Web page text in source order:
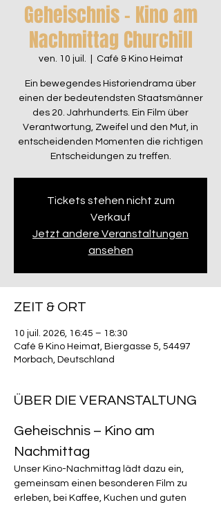
Geheischnis – Kino am
Nachmittag Churchill
ven. 10 juil. Café & Kino Heimat
Ein bewegendes Historiendrama über
einen der bedeutendsten Staatsmänner
des 20. Jahrhunderts. Ein Film über
Verantwortung, Zweifel und den Mut, in
entscheidenden Momenten die richtigen
Entscheidungen zu treffen.
Tickets stehen nicht zum
Verkauf
Jetzt andere Veranstaltungen
ansehen
ZEIT & ORT
10 juil. 2026, 16:45 – 18:30
Café & Kino Heimat, Biergasse 5, 54497
Morbach, Deutschland
ÜBER DIE VERANSTALTUNG
Geheischnis – Kino am
Nachmittag
Unser Kino-Nachmittag lädt dazu ein,
gemeinsam einen besonderen Film zu
erleben, bei Kaffee, Kuchen und guten